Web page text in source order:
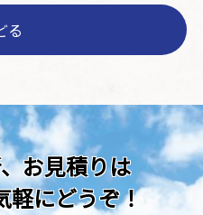
る
お見積りは
軽にどうぞ！